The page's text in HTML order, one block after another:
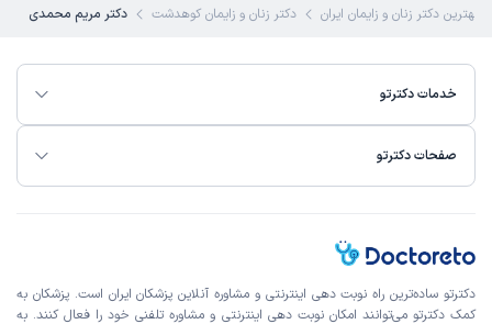
بهترین دکتر زنان و زایمان ایران دکتر زنان و زایمان کوهدشت دکتر مریم محمدی
خدمات دکترتو
صفحات دکترتو
دکترتو ساده‌ترین راه نوبت‌ دهی اینترنتی و مشاوره آنلاین پزشکان ایران است. پزشکان به
کمک دکترتو می‌توانند امکان نوبت دهی اینترنتی و مشاوره تلفنی خود را فعال کنند. به